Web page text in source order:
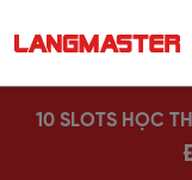
10 SLOTS HỌC